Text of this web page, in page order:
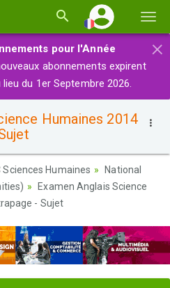
la×
pour l'Année
abonnements expirent
du 1er Septembre 2026.
Humaines 2014
Humaines
National
Examen Anglais Science
- Sujet